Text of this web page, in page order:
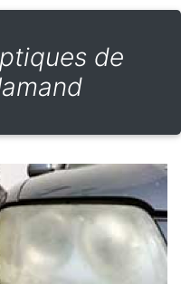
de